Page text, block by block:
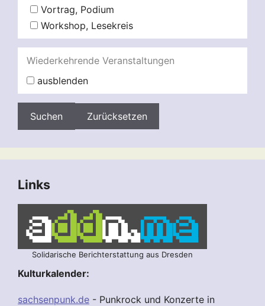
Vortrag, Podium
Workshop, Lesekreis
Wiederkehrende Veranstaltungen
ausblenden
Zurücksetzen
Links
Solidarische Berichterstattung aus Dresden
Kulturkalender:
sachsenpunk.de - Punkrock und Konzerte in